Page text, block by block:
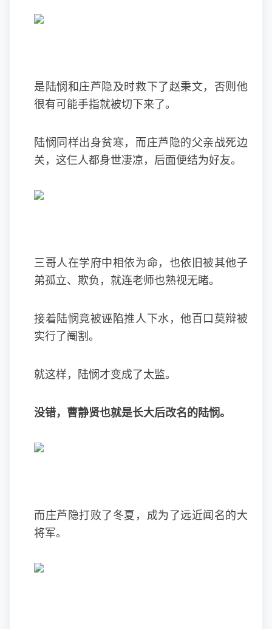
是陆悯和庄芦隐及时救下了赵秉文，否则他
很有可能手指就被切下来了。
陆悯同样出身贫寒，而庄芦隐的父亲战死边
关，这仨人都身世凄凉，后面便结为好友。
三哥人在学府中相依为命，也依旧被其他子
弟孤立、欺负，就连老师也熟视无睹。
接着陆悯竟被诬陷推人下水，他百口莫辩被
实行了阉割。
就这样，陆悯才变成了太监。
没错，曹静贤也就是长大后改名的陆悯。
而庄芦隐打败了冬夏，成为了远近闻名的大
将军。